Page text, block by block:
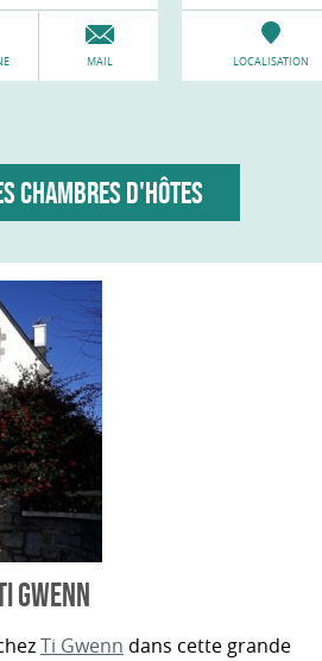
MAIL LOCALISATION
CHAMBRES D'HÔTES
GWENN
Ti Gwenn dans cette grande